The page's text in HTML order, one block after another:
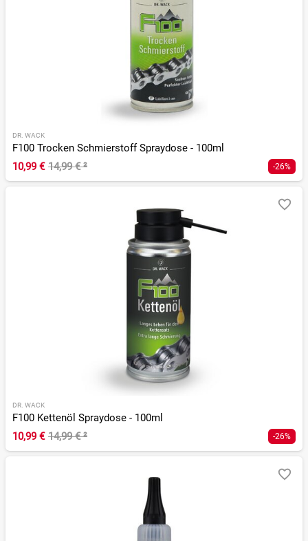
DR. WACK
F100 Trocken Schmierstoff Spraydose - 100ml
10,99 € 14,99 €² -26%
DR. WACK
F100 Kettenöl Spraydose - 100ml
10,99 € 14,99 €² -26%